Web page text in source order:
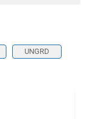
UNGRD